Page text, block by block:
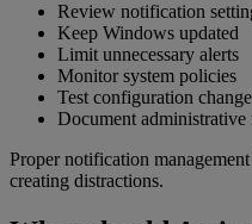
Review notification
Keep Windows updated
Limit unnecessary alerts
Monitor system policies
Test configuration
Document
Proper notification
creating distractions.